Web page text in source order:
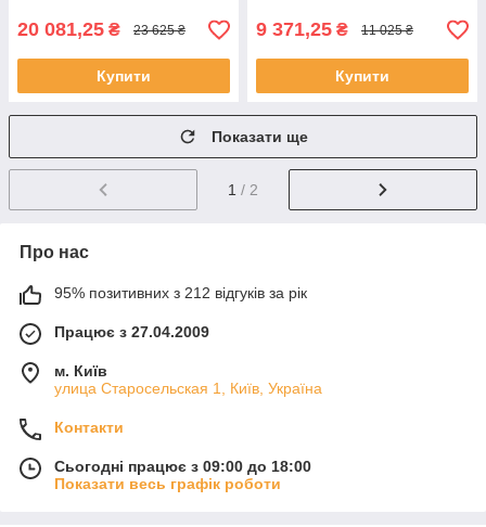
20 081,25 ₴ 23 625 ₴
Купити
9 371,25 ₴ 11 025 ₴
Купити
Показати ще
1 / 2
Про нас
95% позитивних з 212 відгуків за рік
Працює з 27.04.2009
м. Київ
улица Старосельская 1, Київ, Україна
Контакти
Сьогодні працює з 09:00 до 18:00
Показати весь графік роботи